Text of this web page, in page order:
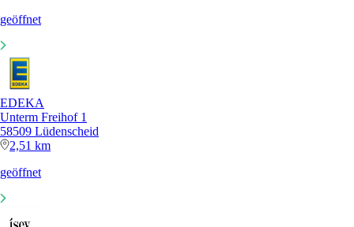
geöffnet
EDEKA
Unterm Freihof 1
58509 Lüdenscheid
2,51 km
geöffnet